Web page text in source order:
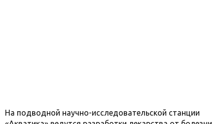
На подводной научно-исследовательской станции